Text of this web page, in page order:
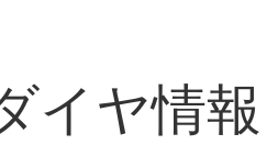
イヤ情